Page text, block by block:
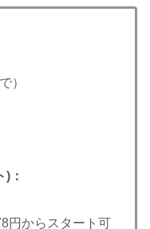
）
) ：
円からスタート可